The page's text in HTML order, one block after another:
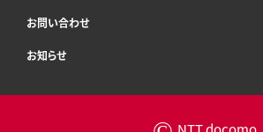
お問い合わせ
お知らせ